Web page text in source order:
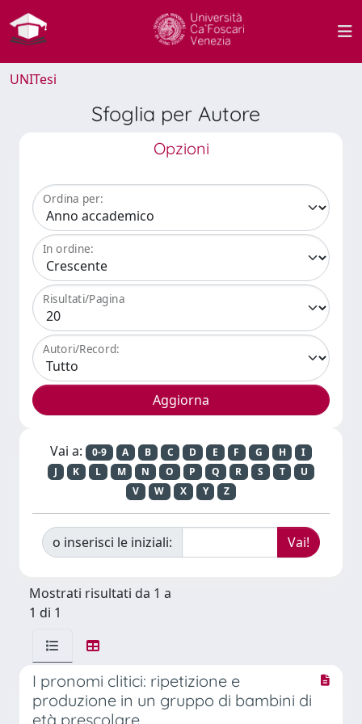
UNITesi
Sfoglia per Autore
Opzioni
Ordina per:
In ordine:
Risultati/Pagina
Autori/Record:
Vai a: 0-9 A B C D E F G H
I
J
K L M N O P Q R S T
U
V
W X Y Z
o inserisci le iniziali:
Mostrati risultati da 1 a
1 di 1
I pronomi clitici: ripetizione e
produzione in un gruppo di bambini di
età prescolare.